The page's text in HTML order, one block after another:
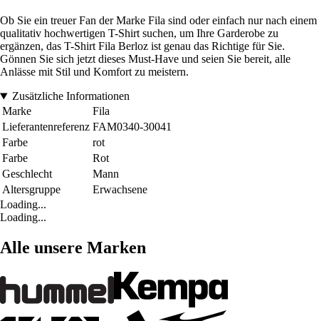
Ob Sie ein treuer Fan der Marke Fila sind oder einfach nur nach einem
qualitativ hochwertigen T-Shirt suchen, um Ihre Garderobe zu
ergänzen, das T-Shirt Fila Berloz ist genau das Richtige für Sie.
Gönnen Sie sich jetzt dieses Must-Have und seien Sie bereit, alle
Anlässe mit Stil und Komfort zu meistern.
Zusätzliche Informationen
Marke
Fila
Lieferantenreferenz FAM0340-30041
Farbe
rot
Farbe
Rot
Geschlecht
Mann
Altersgruppe
Erwachsene
Loading...
Loading...
Alle unsere Marken